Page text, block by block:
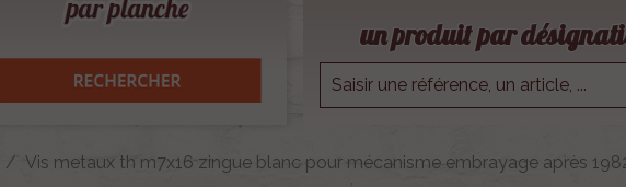
un produit par
Vis metaux th m7x16 zingue blanc pour mécanisme embrayage après